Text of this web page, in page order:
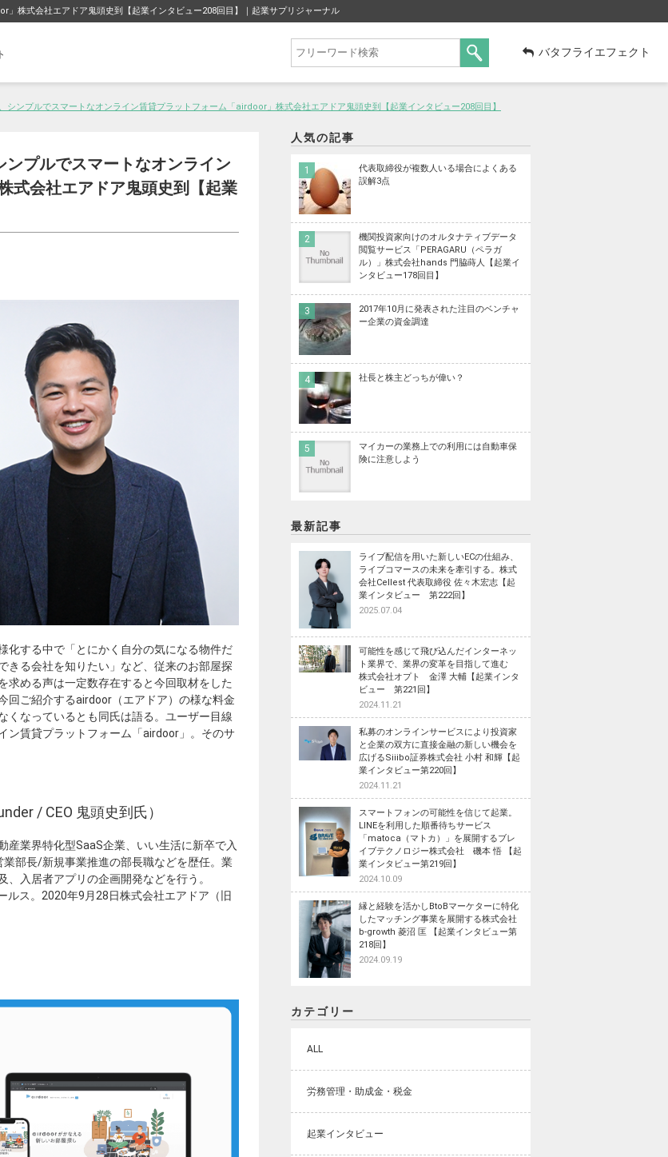
株式会社エアドア鬼頭史到【起業インタビュー208回目】｜起業サプリジャーナル
バタフライエフェクト
シンプルでスマートなオンライン賃貸プラットフォーム「airdoor」株式会社エアドア鬼頭史到【起業インタビュー208回目】
プルでスマートなオンライン
式会社エアドア鬼頭史到【起業
化する中で「とにかく自分の気になる物件だ
きる会社を知りたい」など、従来のお部屋探
求める声は一定数存在すると今回取材をした
回ご紹介するairdoor（エアドア）の様な料金
くなっているとも同氏は語る。ユーザー目線
ン賃貸プラットフォーム「airdoor」。そのサ
/ CEO 鬼頭史到氏）
業界特化型SaaS企業、いい生活に新卒で入
部長/新規事業推進の部長職などを歴任。業
入居者アプリの企画開発などを行う。
ルス。2020年9月28日株式会社エアドア（旧
人気の記事
代表取締役が複数人いる場合によくある
誤解3点
機関投資家向けのオルタナティブデータ
閲覧サービス「PERAGARU（ペラガ
ル）」株式会社hands 門脇蒔人【起業イ
ンタビュー178回目】
2017年10月に発表された注目のベンチャ
ー企業の資金調達
社長と株主どっちが偉い？
マイカーの業務上での利用には自動車保
険に注意しよう
最新記事
ライブ配信を用いた新しいECの仕組み、
ライブコマースの未来を牽引する。株式
会社Cellest 代表取締役 佐々木宏志【起
業インタビュー 第222回】
2025.07.04
可能性を感じて飛び込んだインターネッ
ト業界で、業界の変革を目指して進む
株式会社オプト 金澤 大輔【起業インタ
ビュー 第221回】
2024.11.21
私募のオンラインサービスにより投資家
と企業の双方に直接金融の新しい機会を
広げるSiiibo証券株式会社 小村 和輝【起
業インタビュー第220回】
2024.11.21
スマートフォンの可能性を信じて起業。
LINEを利用した順番待ちサービス
「matoca（マトカ）」を展開するブレ
イブテクノロジー株式会社 磯本 悟 【起
業インタビュー第219回】
2024.10.09
縁と経験を活かしBtoBマーケターに特化
したマッチング事業を展開する株式会社
b-growth 菱沼 匡 【起業インタビュー第
218回】
2024.09.19
カテゴリー
ALL
労務管理・助成金・税金
起業インタビュー